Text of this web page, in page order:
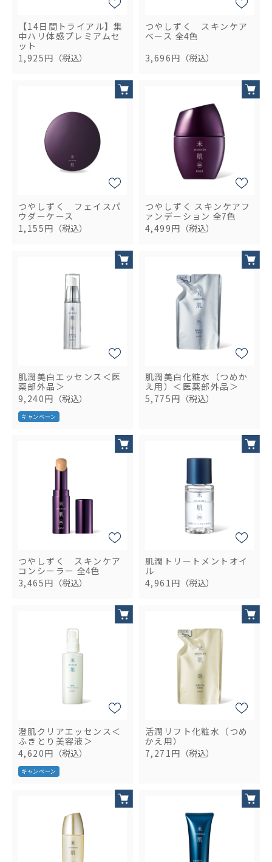
【14日間トライアル】集
中ハリ体感プレミアムセ
ット
1,925円 （税込）
つやしずく スキンケア
ベース 全4色
3,696円 （税込）
つやしずく フェイスパ
ウダーケース
1,155円 （税込）
つやしずく スキンケアフ
ァンデーション全7色
4,499円 （税込）
肌潤美白エッセンス＜医
薬部外品＞
9,240円 （税込）
肌潤美白化粧水（つめか
え用）＜医薬部外品＞
5,775円 （税込）
つやしずく スキンケア
コンシーラー 全4色
3,465円 （税込）
肌潤トリートメントオイ
ル
4,961円 （税込）
澄肌クリアエッセンス＜
ふきとり美容液＞
4,620円 （税込）
活潤リフト化粧水（つめ
かえ用）
7,271円 （税込）